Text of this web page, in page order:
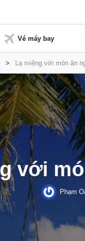
Vé máy bay
> Lạ miệng với món ăn
với
Phạm